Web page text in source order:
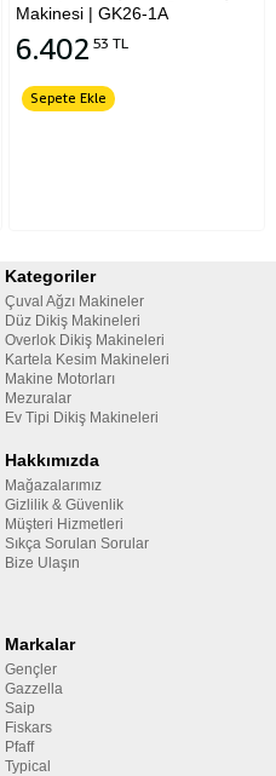
Makinesi | GK26-1A
6.402 53 TL
Sepete Ekle
Kategoriler
Çuval Ağzı Makineler
Düz Dikiş Makineleri
Overlok Dikiş Makineleri
Kartela Kesim Makineleri
Makine Motorları
Mezuralar
Ev Tipi Dikiş Makineleri
Hakkımızda
Mağazalarımız
Gizlilik & Güvenlik
Müşteri Hizmetleri
Sıkça Sorulan Sorular
Bize Ulaşın
Markalar
Gençler
Gazzella
Saip
Fiskars
Pfaff
Typical